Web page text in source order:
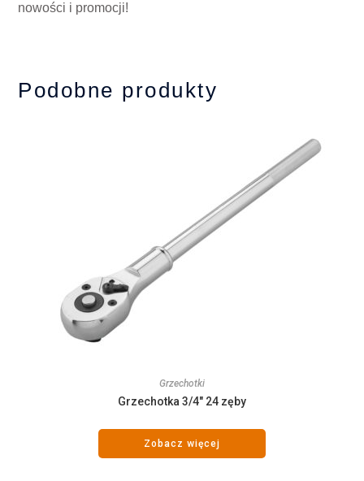
nowości i promocji!
Podobne produkty
Grzechotki
Grzechotka 3/4″ 24 zęby
Zobacz więcej